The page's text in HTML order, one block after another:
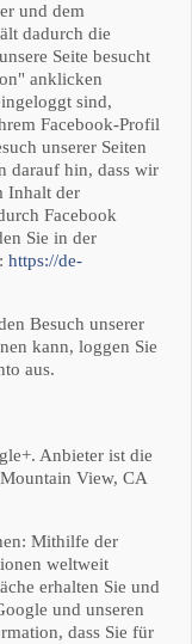
und dem
dadurch die
Seite besucht
anklicken
sind,
Facebook-Profil
unserer Seiten
darauf hin, dass wir
Inhalt der
Facebook
Sie in der
https://de-
Besuch unserer
kann, loggen Sie
aus.
Anbieter ist die
View, CA
Mithilfe der
weltweit
erhalten Sie und
und unseren
dass Sie für